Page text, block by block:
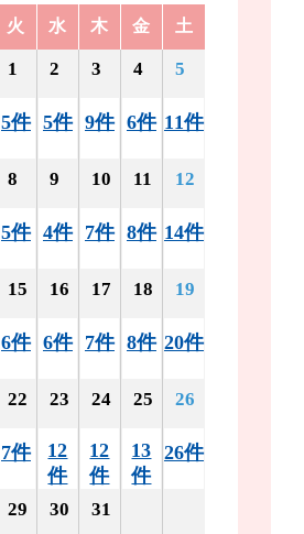
火 水 木 金 土
1
5件
2
5件
3
9件
4
6件
5
11件
8
5件
9
4件
10
7件
11
8件
12
14件
15
6件
16
6件
17
7件
18
8件
19
20件
22
7件
23
12
件
24
12
件
25
13
件
26
26件
29 30 31